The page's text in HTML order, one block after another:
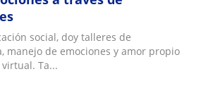
social, doy talleres de
manejo de emociones y amor propio
Ta...